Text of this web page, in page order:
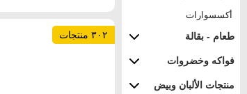
أكسسوارات
طعام - بقالة
فواكه وخضروات
منتجات الألبان وبيض
٣٠٢ منتجات